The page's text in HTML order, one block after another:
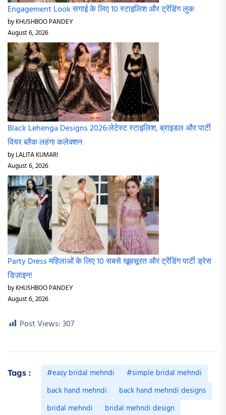
Engagement Look सगाई के लिए 10 स्टाइलिश और ट्रेंडिंग लुक
by KHUSHBOO PANDEY
August 6, 2026
Black Lehenga Designs 2026:लेटेस्ट स्टाइलिश, ब्राइडल और पार्टी
वियर ब्लैक लहंगा कलेक्शन
by LALITA KUMARI
August 6, 2026
Party Dress महिलाओं के लिए 10 सबसे खूबसूरत और ट्रेंडिंग पार्टी ड्रेस
डिज़ाइन!
by KHUSHBOO PANDEY
August 6, 2026
Post Views:307
Tags : #easy bridal mehndi
#simple bridal mehndi
back hand mehndi
back hand mehndi designs
bridal mehndi
bridal mehndi design